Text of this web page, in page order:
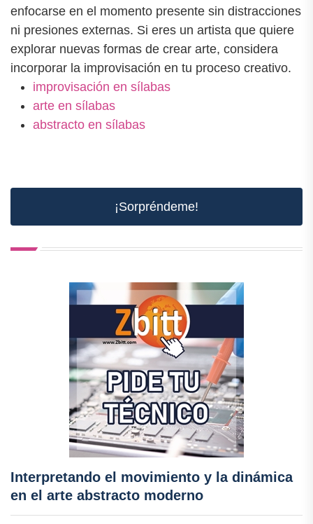
enfocarse en el momento presente sin distracciones
ni presiones externas. Si eres un artista que quiere
explorar nuevas formas de crear arte, considera
incorporar la improvisación en tu proceso creativo.
improvisación en sílabas
arte en sílabas
abstracto en sílabas
¡Sorpréndeme!
Interpretando el movimiento y la dinámica
en el arte abstracto moderno